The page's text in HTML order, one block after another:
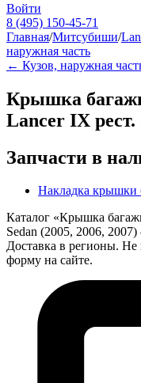
Войти
8 (495) 150-45-71
Главная/Митсубиши/
наружная часть
← Кузов, наружная
Крышка
Lancer IX
Запчасти в
Накладка крышки
Каталог «Крышка
Sedan (2005, 2006,
Доставка в регионы.
форму на сайте.